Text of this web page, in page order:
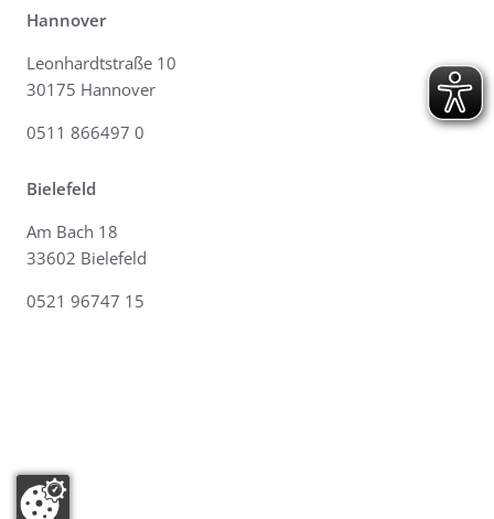
Hannover
Leonhardtstraße 10
30175 Hannover
0511 866497 0
Bielefeld
Am Bach 18
33602 Bielefeld
0521 96747 15